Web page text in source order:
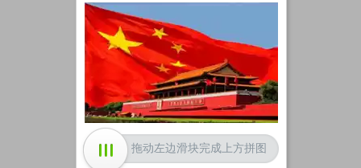
加载中
拖动左边滑块完成上方拼图